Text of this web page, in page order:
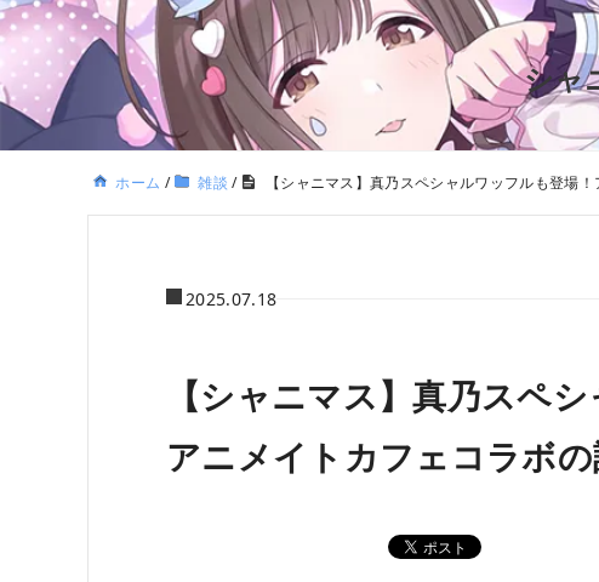
シャ
ホーム / 雑談 / 【シャニマス】真乃スペシャルワッフルも登場
2025.07.18
【シャニマス】真乃スペ
アニメイトカフェコラボ